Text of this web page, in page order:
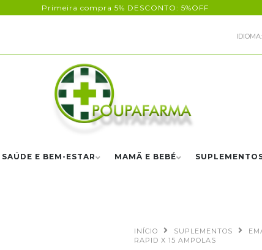
Primeira compra 5% DESCONTO: 5%OFF
IDIOMA:
SAÚDE E BEM-ESTAR MAMÃ E BEBÉ
INÍCIO SUPLEMENTOS
RAPID X 15 AMPOLAS